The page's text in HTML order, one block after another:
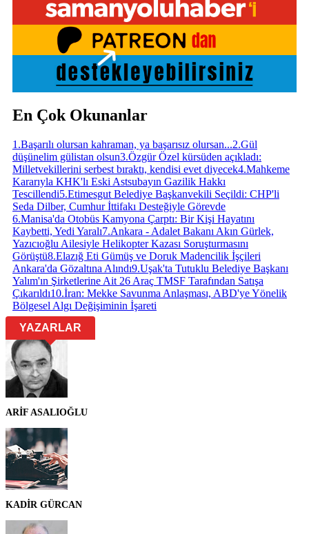
En Çok Okunanlar
1 .Başarılı olursan kahraman, ya başarısız olursan...2.Gül
düşünelim gülistan olsun3.Özgür Özel kürsüden açıkladı:
Milletvekillerini serbest bıraktı, kendisi evet diyecek4.Mahkeme
Kararıyla KHK'lı Eski Astsubayın Gazilik Hakkı
Tescillendi5.Etimesgut Belediye Başkanvekili Seçildi: CHP'li
Seda Dilber, Cumhur İttifakı Desteğiyle Görevde
6.Manisa'da Otobüs Kamyona Çarptı: Bir Kişi Hayatını
Kaybetti, Yedi Yaralı7.Ankara - Adalet Bakanı Akın Gürlek,
Yazıcıoğlu Ailesiyle Helikopter Kazası Soruşturmasını
Görüştü8.Elazığ Eti Gümüş ve Doruk Madencilik İşçileri
Ankara'da Gözaltına Alındı9.Uşak'ta Tutuklu Belediye Başkanı
Yalım'ın Şirketlerine Ait 26 Araç TMSF Tarafından Satışa
Çıkarıldı10.İran: Mekke Savunma Anlaşması, ABD'ye Yönelik
Bölgesel Algı Değişiminin İşareti
YAZARLAR
ARİF ASALIOĞLU
KADİR GÜRCAN